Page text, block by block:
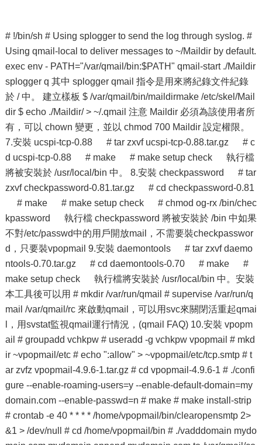
# !/bin/sh # Using splogger to send the log through syslog. #
Using qmail-local to deliver messages to ~/Maildir by default.
exec env - PATH="/var/qmail/bin:$PATH" qmail-start ./Maildir
splogger q 其中 splogger qmail 指令是用來將紀錄文件紀錄
於 / 中。 建立樣板 $ /var/qmail/bin/maildirmake /etc/skel/Mail
dir $ echo ./Maildir/ > ~/.qmail 注意 Maildir 必須為該使用者所
有，可以 chown 變更，並以 chmod 700 Maildir 設定權限。
7.安裝 ucspi-tcp-0.88 # tar zxvf ucspi-tcp-0.88.tar.gz # c
d ucspi-tcp-0.88 # make # make setup check 執行檔
將被安裝於 /usr/local/bin 中。 8.安裝 checkpassword # tar
zxvf checkpassword-0.81.tar.gz # cd checkpassword-0.81
# make # make setup check # chmod og-rx /bin/chec
kpassword 執行檔 checkpassword 將被安裝於 /bin 中如果
不對/etc/passwd中的用戶開放mail，不需要裝checkpasswor
d，只要裝vpopmail 9.安裝 daemontools # tar zxvf daemo
ntools-0.70.tar.gz # cd daemontools-0.70 # make #
make setup check 執行檔將安裝於 /usr/local/bin 中。安裝
本工具後可以用 # mkdir /var/run/qmail # supervise /var/run/q
mail /var/qmail/rc 來啟動qmail，可以用svc來關閉活重起qmai
l，用svstat監視qmail運行情況，(qmail FAQ) 10.安裝 vpopm
ail # groupadd vchkpw # useradd -g vchkpw vpopmail # mkd
ir ~vpopmail/etc # echo ":allow" > ~vpopmail/etc/tcp.smtp # t
ar zvfz vpopmail-4.9.6-1.tar.gz # cd vpopmail-4.9.6-1 # ./confi
gure --enable-roaming-users=y --enable-default-domain=my
domain.com --enable-passwd=n # make # make install-strip
# crontab -e 40 * * * * /home/vpopmail/bin/clearopensmtp 2>
&1 > /dev/null # cd /home/vpopmail/bin # ./vadddomain mydo